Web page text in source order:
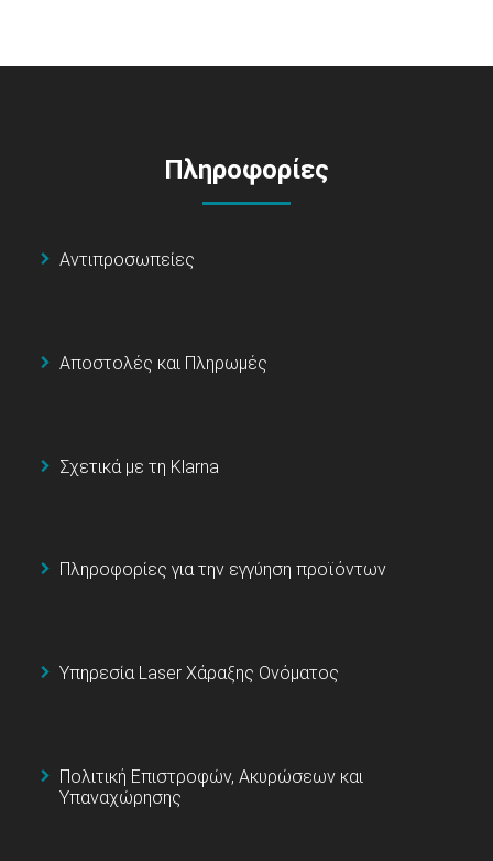
Πληροφορίες
Αντιπροσωπείες
Αποστολές και Πληρωμές
Σχετικά με τη Klarna
Πληροφορίες για την εγγύηση προϊόντων
Υπηρεσία Laser Χάραξης Ονόματος
Πολιτική Επιστροφών, Ακυρώσεων και
Υπαναχώρησης